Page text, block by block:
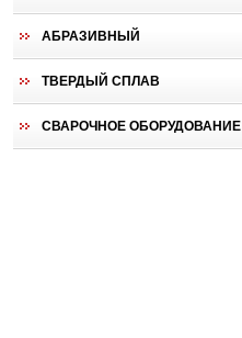
АБРАЗИВНЫЙ
ТВЕРДЫЙ СПЛАВ
СВАРОЧНОЕ ОБОРУДОВАНИЕ